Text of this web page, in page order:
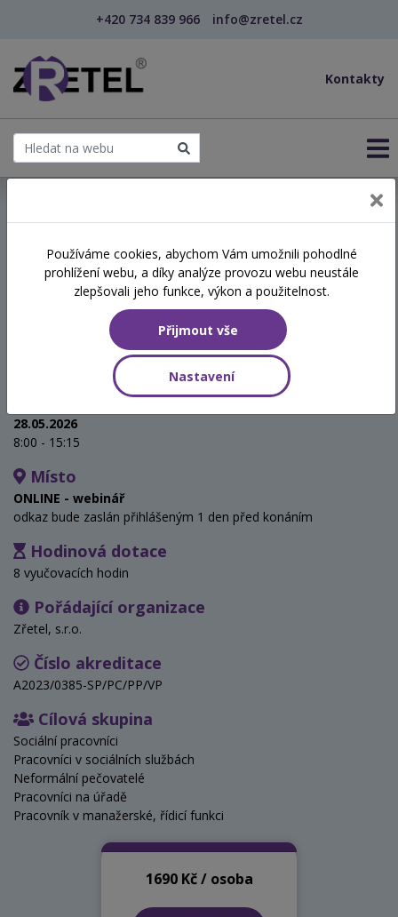
+420 734 839 966 info@zretel.cz
Kontakty
Využití všímavosti
(mindfulness) při zvládání
stresu v sociálních službách
28.05.2026
8:00 - 15:15
Místo
ONLINE - webinář
odkaz bude zaslán přihlášeným 1 den před konáním
Hodinová dotace
8 vyučovacích hodin
Pořádající organizace
Zřetel, s.r.o.
Číslo akreditace
A2023/0385-SP/PC/PP/VP
Cílová skupina
Sociální pracovníci
Pracovníci v sociálních službách
Neformální pečovatelé
Pracovníci na úřadě
Pracovník v manažerské, řídicí funkci
1690 Kč / osoba
Používáme cookies, abychom Vám umožnili pohodlné
prohlížení webu, a díky analýze provozu webu neustále
zlepšovali jeho funkce, výkon a použitelnost.
Přijmout vše
Nastavení